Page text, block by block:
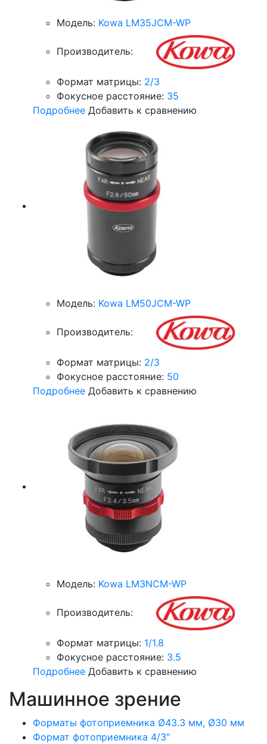
Модель: Kowa LM35JCM-WP
Производитель:
Формат матрицы: 2/3
Фокусное расстояние: 35
Подробнее Добавить к сравнению
Модель: Kowa LM50JCM-WP
Производитель:
Формат матрицы: 2/3
Фокусное расстояние: 50
Подробнее Добавить к сравнению
Модель: Kowa LM3NCM-WP
Производитель:
Формат матрицы: 1/1.8
Фокусное расстояние: 3.5
Подробнее Добавить к сравнению
Машинное зрение
Форматы фотоприемника Ø43.3 мм, Ø30 мм
Формат фотоприемника 4/3″